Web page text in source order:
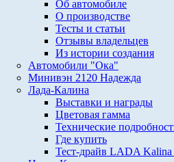
Об автомобиле
О производстве
Тесты и статьи
Отзывы владельцев
Из истории создания
Автомобили "Ока"
Минивэн 2120 Надежда
Лада-Калина
Выставки и награды
Цветовая гамма
Технические
Где купить
Тест-драйв LADA Kalina